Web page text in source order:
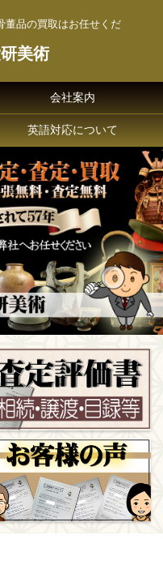
董品の買取はお任せくだ
美術
会社案内
英語対応について